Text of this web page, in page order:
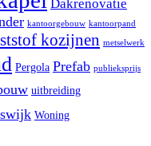
Dakrenovatie
kantoorgebouw kantoorpand
kozijnen metselwerk
Pergola Prefab publieksprijs
uitbreiding
Woning